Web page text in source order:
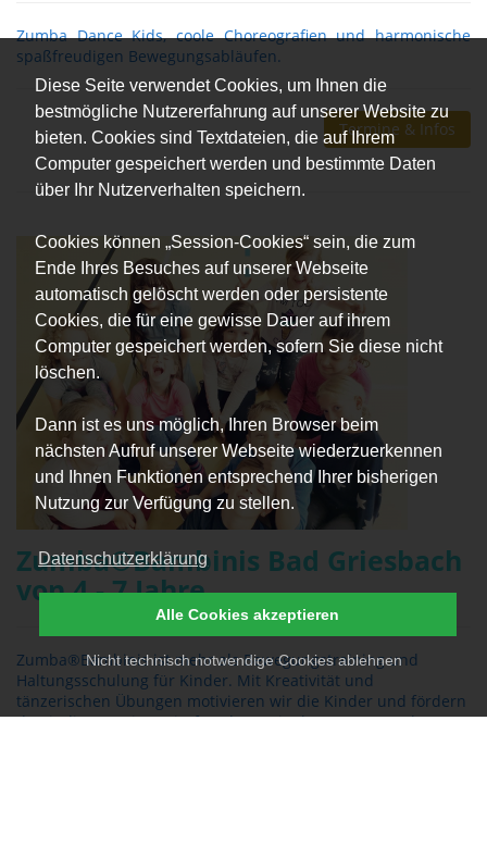
Diese Seite verwendet Cookies, um Ihnen die
bestmögliche Nutzererfahrung auf unserer Website zu
bieten. Cookies sind Textdateien, die auf Ihrem
Computer gespeichert werden und bestimmte Daten
über Ihr Nutzerverhalten speichern.
Cookies können „Session-Cookies“ sein, die zum
Ende Ihres Besuches auf unserer Webseite
automatisch gelöscht werden oder persistente
Cookies, die für eine gewisse Dauer auf ihrem
Computer gespeichert werden, sofern Sie diese nicht
löschen.
Dann ist es uns möglich, Ihren Browser beim
nächsten Aufruf unserer Webseite wiederzuerkennen
und Ihnen Funktionen entsprechend Ihrer bisherigen
Nutzung zur Verfügung zu stellen.
Datenschutzerklärung
Nicht technisch notwendige Cookies ablehnen
Alle Cookies akzeptieren
Zumba Dance Kids, coole Choreografien und harmonische
spaßfreudigen Bewegungsabläufen.
Termine & Infos
Zumba®Bambinis Bad Griesbach
von 4 - 7 Jahre
Zumba®Bambinis ist mehr als Bewegungstraining und
Haltungsschulung für Kinder. Mit Kreativität und
tänzerischen Übungen motivieren wir die Kinder und fördern
damit die Experimentierfreude, sowie das Körper- und